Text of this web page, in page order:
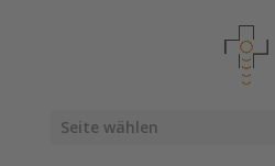
Seite wählen